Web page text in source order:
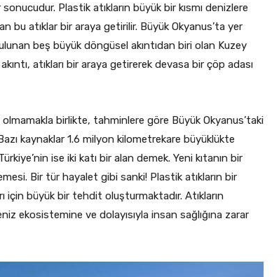
Plastik atıkların büyük bir kısmı denizlere
bu atıklar bir araya getirilir. Büyük Okyanus’ta yer
beş büyük döngüsel akıntıdan biri olan Kuzey
atıkları bir araya getirerek devasa bir çöp adası
birlikte, tahminlere göre Büyük Okyanus’taki
kaynaklar 1.6 milyon kilometrekare büyüklükte
ise iki katı bir alan demek. Yeni kıtanın bir
Bir tür hayalet gibi sanki! Plastik atıkların bir
için büyük bir tehdit oluşturmaktadır. Atıkların
ekosistemine ve dolayısıyla insan sağlığına zarar